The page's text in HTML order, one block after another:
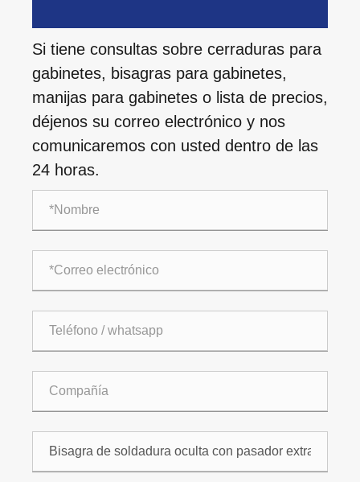
Si tiene consultas sobre cerraduras para
gabinetes, bisagras para gabinetes,
manijas para gabinetes o lista de precios,
déjenos su correo electrónico y nos
comunicaremos con usted dentro de las
24 horas.